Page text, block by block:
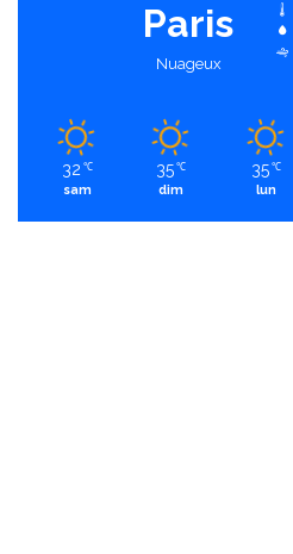
Paris
Nuageux
32 ℃
sam
35 ℃
dim
35 ℃
lun